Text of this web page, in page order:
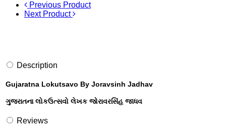
Previous Product
Next Product
Description
Gujaratna Lokutsavo By Joravsinh Jadhav
ગુજરાતના લોકઉત્સવો લેખક જોરાવરસિંહ જાધવ
Reviews